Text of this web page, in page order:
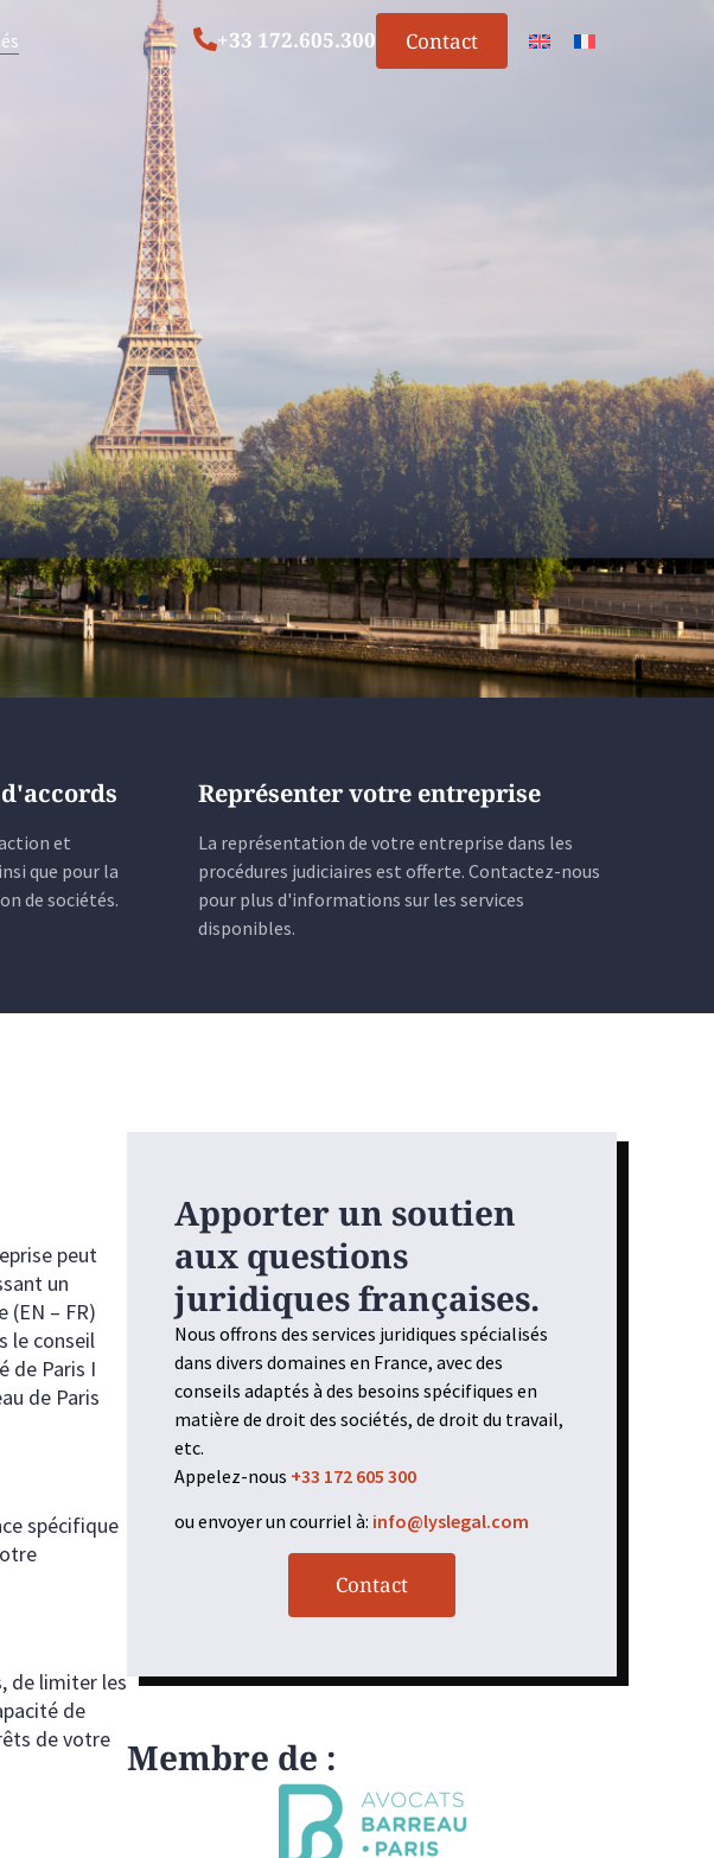
+33 172.605.300 Contact
et
que pour la
de sociétés.
Représenter votre entreprise
La représentation de votre entreprise dans les
procédures judiciaires est offerte. Contactez-nous
pour plus d'informations sur les services
disponibles.
peut
un
(EN – FR)
le conseil
de Paris I
de Paris
spécifique
de limiter les
de
de votre
Apporter un soutien
aux questions
juridiques françaises.
Nous offrons des services juridiques spécialisés
dans divers domaines en France, avec des
conseils adaptés à des besoins spécifiques en
matière de droit des sociétés, de droit du travail,
etc.
Appelez-nous +33 172 605 300
ou envoyer un courriel à: info@lyslegal.com
Contact
Membre de :